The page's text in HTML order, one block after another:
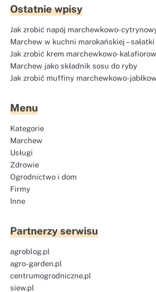
Ostatnie wpisy
Jak zrobić napój marchewkowo-
Marchew w kuchni marokańskiej – sałatki
Jak zrobić krem marchewkowo-
Marchew jako składnik sosu do ryby
Jak zrobić muffiny marchewkowo-
Menu
Kategorie
Marchew
Usługi
Zdrowie
Ogrodnictwo i dom
Firmy
Inne
Partnerzy serwisu
agroblog.pl
agro-garden.pl
centrumogrodniczne.pl
siew.pl